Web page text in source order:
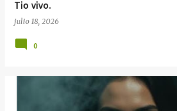
Tio vivo.
julio 18, 2026
0